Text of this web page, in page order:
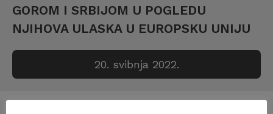
GOROM I SRBIJOM U POGLEDU
NJIHOVA ULASKA U EUROPSKU UNIJU
20. svibnja 2022.